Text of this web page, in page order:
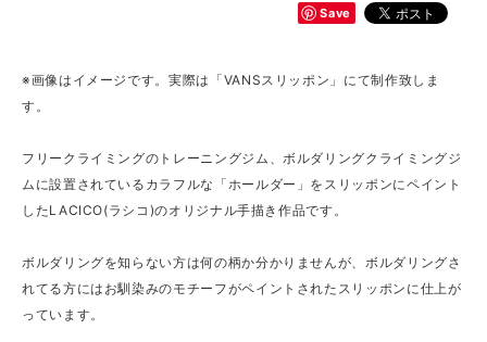
Save
※画像はイメージです。実際は「VANSスリッポン」にて制作致しま
す。
フリークライミングのトレーニングジム、ボルダリングクライミングジ
ムに設置されているカラフルな「ホールダー」をスリッポンにペイント
したLACICO(ラシコ)のオリジナル手描き作品です。
ボルダリングを知らない方は何の柄か分かりませんが、ボルダリングさ
れてる方にはお馴染みのモチーフがペイントされたスリッポンに仕上が
っています。